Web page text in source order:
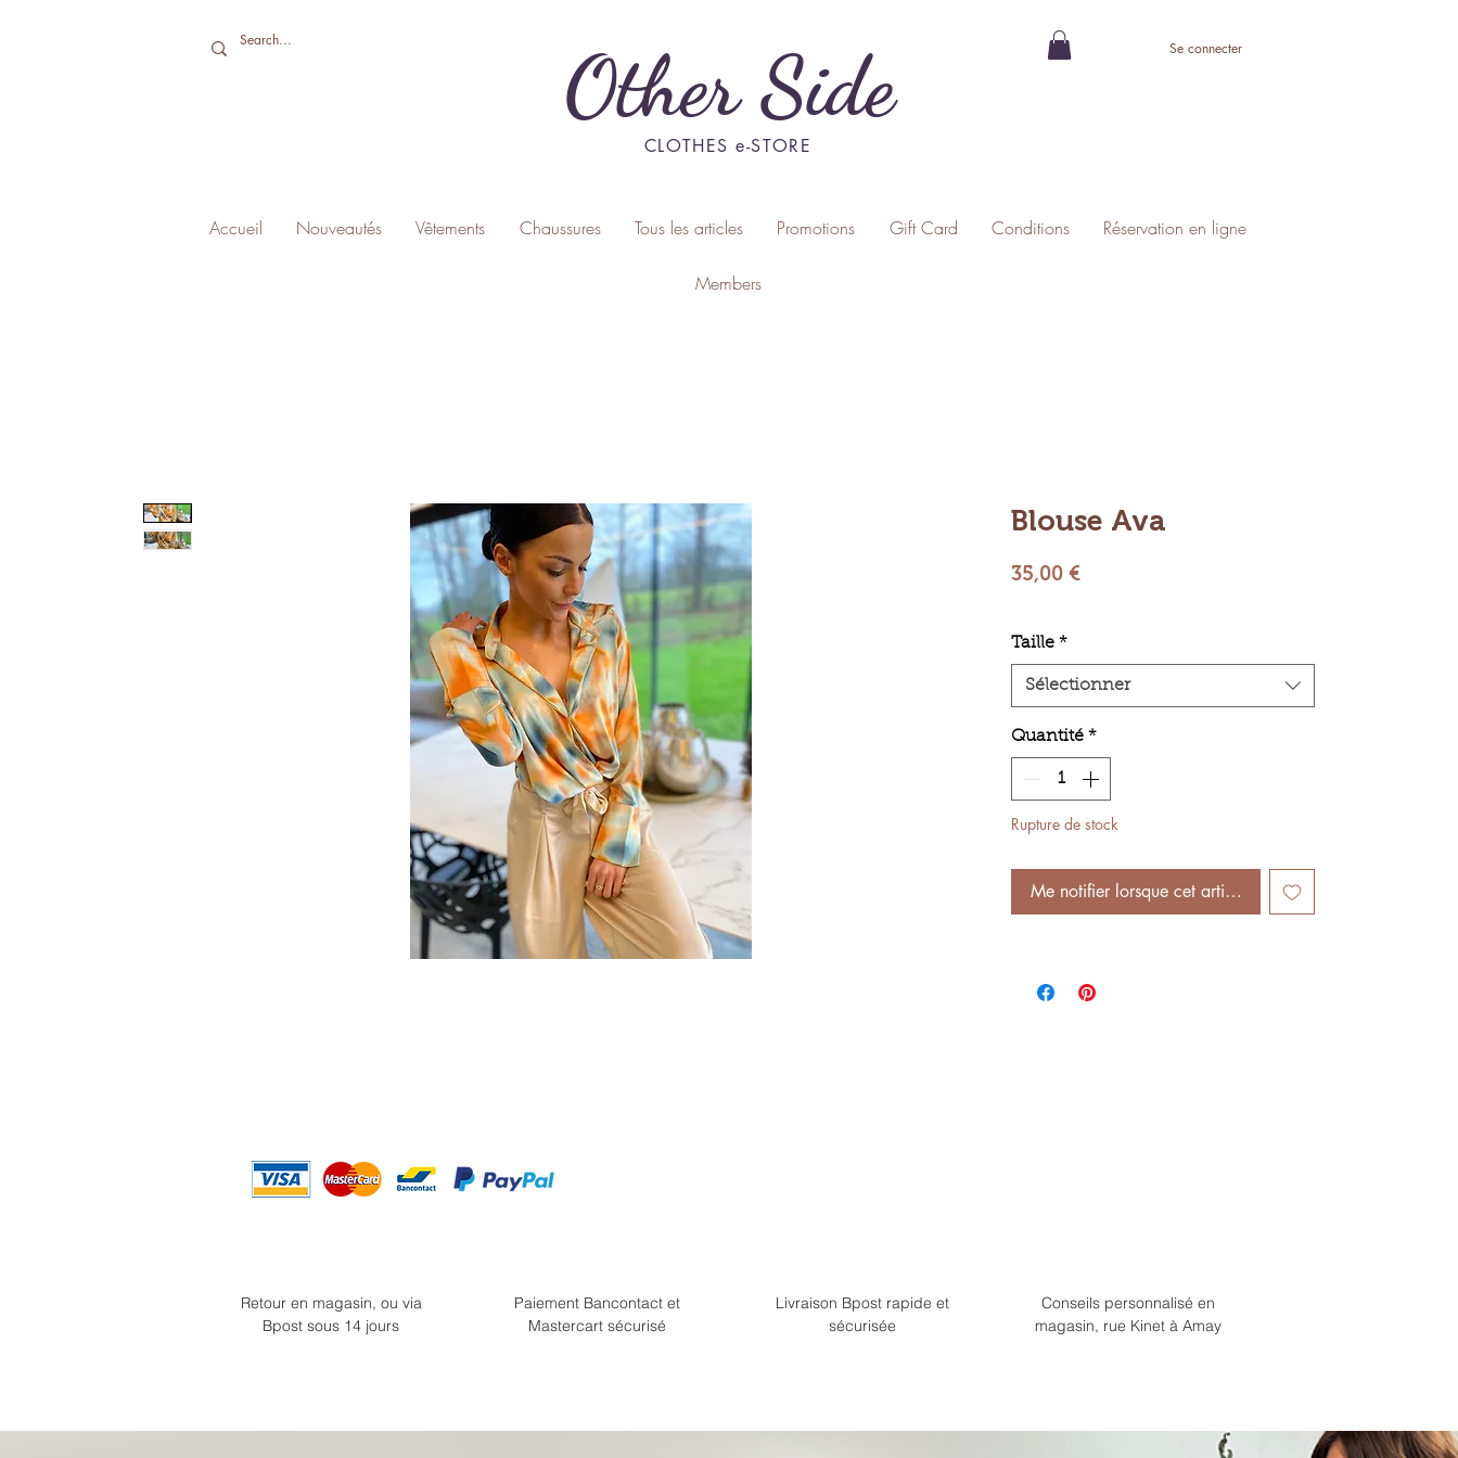
Other Side
CLOTHES e-STORE
Se connecter
Accueil Nouveautés Vêtements Chaussures Tous les articles Promotions Gift Card Conditions Réservation en ligne
Members
Blouse Ava
35,00 €Prix
Taille *
Sélectionner
Quantité *
Rupture de stock
Me notifier lorsque cet article est disponible
Retour en magasin, ou via
Bpost sous 14 jours
Paiement Bancontact et
Mastercart sécurisé
Livraison Bpost rapide et
sécurisée
Conseils personnalisé en
magasin, rue Kinet à Amay